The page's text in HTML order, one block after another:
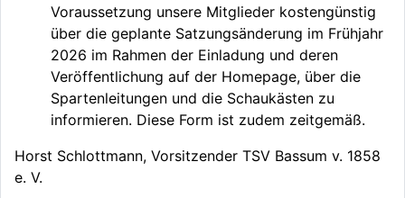
Voraussetzung unsere Mitglieder kostengünstig
über die geplante Satzungsänderung im Frühjahr
2026 im Rahmen der Einladung und deren
Veröffentlichung auf der Homepage, über die
Spartenleitungen und die Schaukästen zu
informieren. Diese Form ist zudem zeitgemäß.
Horst Schlottmann, Vorsitzender TSV Bassum v. 1858
e. V.